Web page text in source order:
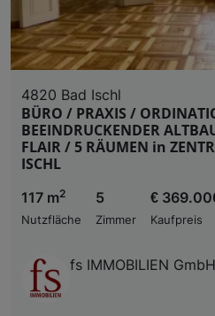
4820 Bad Ischl
BÜRO / PRAXIS /
BEEINDRUCKENDER
FLAIR / 5 RÄUMEN in
ISCHL
117 m2
Nutzfläche
5
Zimmer
€
Kaufpreis
fs IMMOBILIEN GmbH